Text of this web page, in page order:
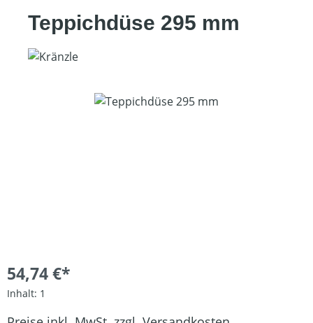
Teppichdüse 295 mm
Bildergalerie überspringen
54,74 €*
Inhalt: 1